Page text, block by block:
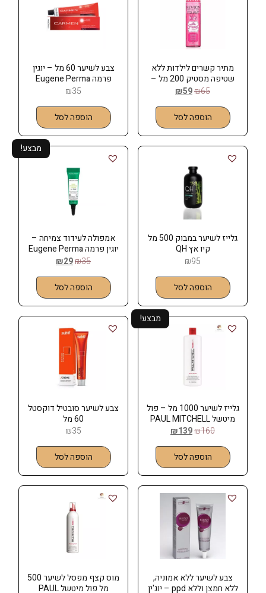
מתיר קשרים לילדות ללא
שטיפה מסטיק 200 מל –
רבלון REVLON₪65
₪59
הוספה לסל
צבע לשיער 60 מל – יוגין
פרמה Eugene Perma
₪35
הוספה לסל
גלייז לשיער במבוק 500 מל
קיו אץ QH
₪95
הוספה לסל
מבצע!
אמפולה לעידוד צמיחה –
יוגין פרמה Eugene Perma
₪35
₪29
הוספה לסל
מבצע!
גלייז לשיער 1000 מל – פול
מיטשל PAUL MITCHELL
₪160
₪139
הוספה לסל
צבע לשיער סובטיל דוקסטל
60 מל
₪35
הוספה לסל
צבע לשיער ללא אמוניה,
ללא חמצן וללא ppd – יוג'ין
מוס קצף מפסל לשיער 500
מל פול מיטשל PAUL